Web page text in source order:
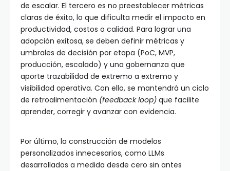
de escalar. El tercero es no preestablecer métricas
claras de éxito, lo que dificulta medir el impacto en
productividad, costos o calidad. Para lograr una
adopción exitosa, se deben definir métricas y
umbrales de decisión por etapa (PoC, MVP,
producción, escalado) y una gobernanza que
aporte trazabilidad de extremo a extremo y
visibilidad operativa. Con ello, se mantendrá un ciclo
de retroalimentación (feedback loop) que facilite
aprender, corregir y avanzar con evidencia.
Por último, la construcción de modelos
personalizados innecesarios, como LLMs
desarrollados a medida desde cero sin antes